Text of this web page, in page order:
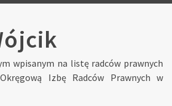
wpisanym na listę radców prawnych
Izbę Radców Prawnych w